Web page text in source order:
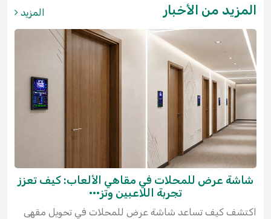
المزيد من الأخبار المزيد
شاشة عرض للمحلات في مقاهي الألعاب: كيف تعزز
تجربة اللاعبين وتز···
اكتشف كيف تساعد شاشة عرض للمحلات في تحويل مقهى